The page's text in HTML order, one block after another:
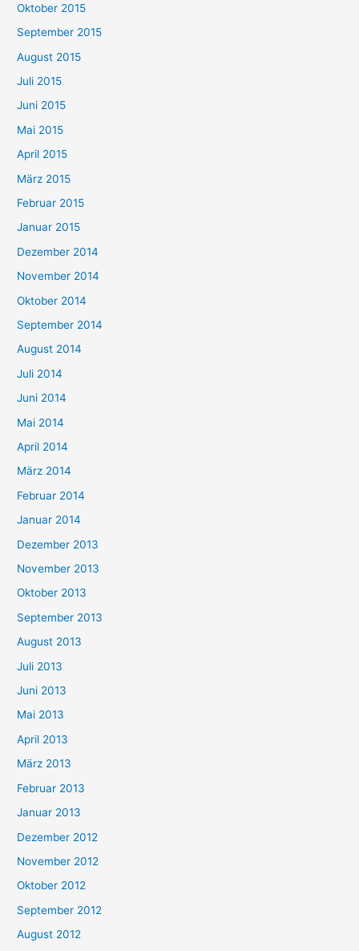
Oktober 2015
September 2015
August 2015
Juli 2015
Juni 2015
Mai 2015
April 2015
März 2015
Februar 2015
Januar 2015
Dezember 2014
November 2014
Oktober 2014
September 2014
August 2014
Juli 2014
Juni 2014
Mai 2014
April 2014
März 2014
Februar 2014
Januar 2014
Dezember 2013
November 2013
Oktober 2013
September 2013
August 2013
Juli 2013
Juni 2013
Mai 2013
April 2013
März 2013
Februar 2013
Januar 2013
Dezember 2012
November 2012
Oktober 2012
September 2012
August 2012